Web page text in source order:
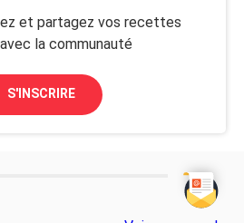
et partagez vos recettes
la communauté
S'INSCRIRE